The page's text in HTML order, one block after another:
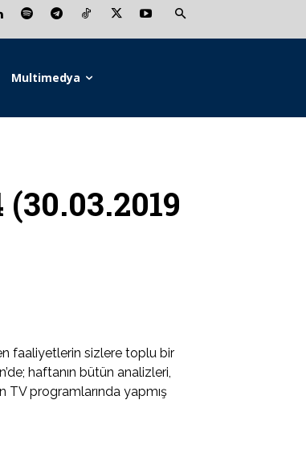
Multimedya
faaliyetlerin sizlere toplu bir
haftanın bütün analizleri,
TV programlarında yapmış